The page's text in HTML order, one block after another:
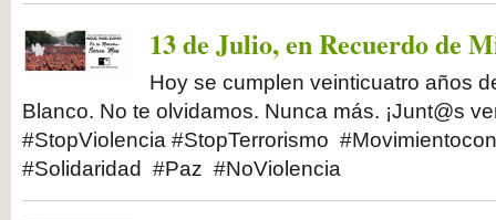
13 de Julio, en Recuerdo de
Hoy se cumplen veinticuatro años
Blanco. No te olvidamos. Nunca más. ¡Junt@s
#StopViolencia #StopTerrorismo
#Solidaridad #Paz #NoViolencia